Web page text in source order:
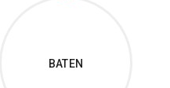
BATEN